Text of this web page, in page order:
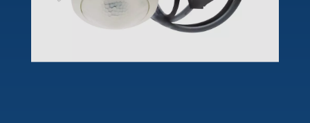
OEM-Referenzen
DALI-2 Lichtsteuerung
Downloads
Kataloge und Prospekte
Unternehmen
Karriere